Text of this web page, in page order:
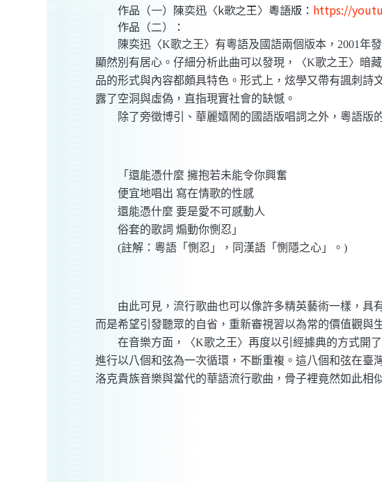
作品（一）陳奕迅〈k歌之王〉粵語版： https://
作品（二）：
陳奕迅〈K歌之王〉有粵語及國語兩個版本，2001年發
顯然別有居心。仔細分析此曲可以發現，〈K歌之王〉暗
品的形式與內容都頗具特色。形式上，炫學又帶有諷刺
露了空洞與虛偽，直指現實社會的缺憾。
除了旁徵博引、華麗嬉鬧的國語版唱詞之外，粵語版
「還能憑什麼 擁抱若未能令你興奮
便宜地唱出 寫在情歌的性感
還能憑什麼 要是愛不可感動人
俗套的歌詞 煽動你惻忍」
(註解：粵語「惻忍」，同漢語「惻隱之心」。)
由此可見，流行歌曲也可以像許多精英藝術一樣，具有
而是希望引發聽眾的自省，重新審視習以為常的價值觀與
在音樂方面，〈K歌之王〉再度以引經據典的方式開了
進行以八個和弦為一次循環，不斷重複。這八個和弦在
洛克貴族音樂與當代的華語流行歌曲，骨子裡竟然如此相